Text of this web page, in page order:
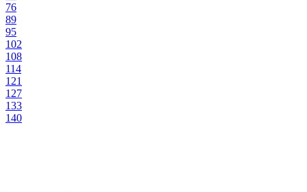
76
89
95
102
108
114
121
127
133
140